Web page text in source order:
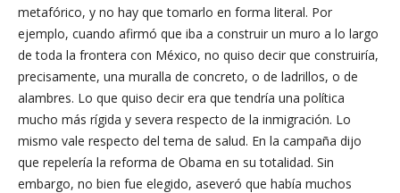
metafórico, y no hay que tomarlo en forma literal. Por
ejemplo, cuando afirmó que iba a construir un muro a lo largo
de toda la frontera con México, no quiso decir que construiría,
precisamente, una muralla de concreto, o de ladrillos, o de
alambres. Lo que quiso decir era que tendría una política
mucho más rígida y severa respecto de la inmigración. Lo
mismo vale respecto del tema de salud. En la campaña dijo
que repelería la reforma de Obama en su totalidad. Sin
embargo, no bien fue elegido, aseveró que había muchos